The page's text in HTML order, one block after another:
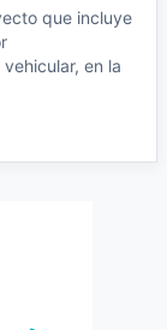
que incluye
en la